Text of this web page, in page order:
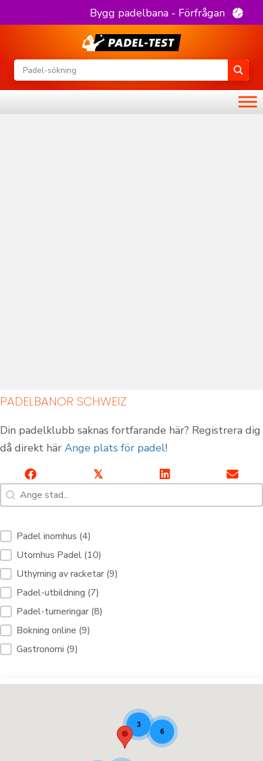
Bygg padelbana - Förfrågan
PADELBANOR SCHWEIZ
Din padelklubb saknas fortfarande här? Registrera dig
då direkt här Ange plats för padel!
𝕏
Sök [7]
Sök innehåll
Filtertjänster Padelbanor [10]
Padel inomhus (4)
Utomhus Padel (10)
Uthyrning av racketar (9)
Padel-utbildning (7)
Padel-turneringar (8)
Bokning online (9)
Gastronomi (9)
3
6
Padelbanor inomhus Padelbanor utomhus